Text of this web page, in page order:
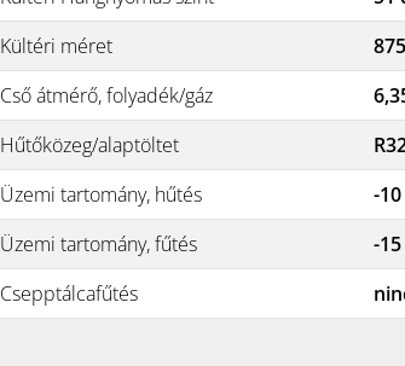
Kültéri méret
Cső átmérő, folyadék/gáz
Hűtőközeg/alaptöltet
Üzemi tartomány, hűtés
-10
Üzemi tartomány, fűtés
-15
Csepptálcafűtés